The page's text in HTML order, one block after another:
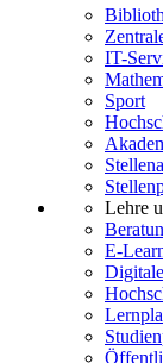
IT-
Sport
Lehre
E-